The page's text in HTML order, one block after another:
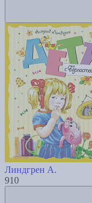
Линдгрен А.
910